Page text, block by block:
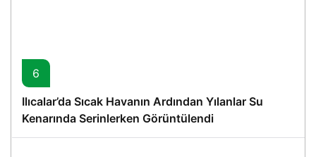
6
Ilıcalar’da Sıcak Havanın Ardından Yılanlar Su
Kenarında Serinlerken Görüntülendi